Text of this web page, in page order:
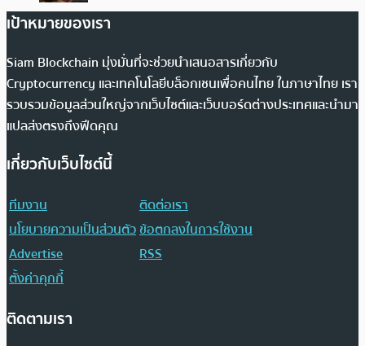
เป้าหมายของเรา
Siam Blockchain มุ่งมั่นที่จะช่วยนำเสนอสารเกี่ยวกับ
Cryptocurrency และเทคโนโลยีบล็อกเชนเพื่อคนไทย ในภาษาไทย เรา
รวบรวมข้อมูลส่วนใหญ่จากเว็บไซต์และเว็บบอร์ดต่างประเทศและนำมา
แปลส่งตรงถึงฟีดคุณ
เกี่ยวกับเว็บไซต์นี้
ทีมงาน
ติดต่อเรา
นโยบายความเป็นส่วนตัวข้อตกลงในการใช้งาน
Advertise
RSS
ตั้งค่าคุกกี้
ติดตามเรา